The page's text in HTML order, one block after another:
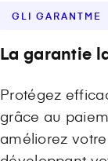
GLI GARANTME
La garantie
Protégez
grâce au
améliorez